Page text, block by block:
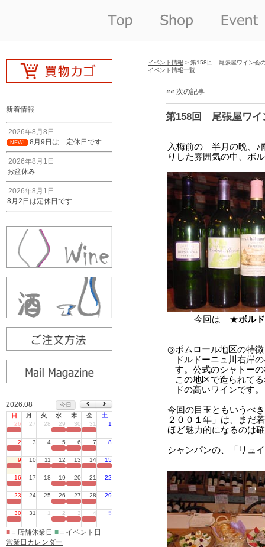
新着情報
2026年8月8日
NEW! 8月9日は 定休日です
2026年8月1日
お盆休み
2026年8月1日
8月2日は定休日です
2026.08
今日
日
月 火 水 木 金
土
26
27 28 29 30 31 1
2 3 4 5 6 7 8
9 10 11 12 13 14 15
16 17 18 19 20 21 22
23 24 25 26 27 28 29
30 31 1 2 3 4 5
■ ＝店舗休業日 ■ ＝イベント日
営業日カレンダー
イベント情報 > 第158回 尾張屋ワイン会
イベント情報一覧
«« 次の記事
第158回 尾張屋ワイ